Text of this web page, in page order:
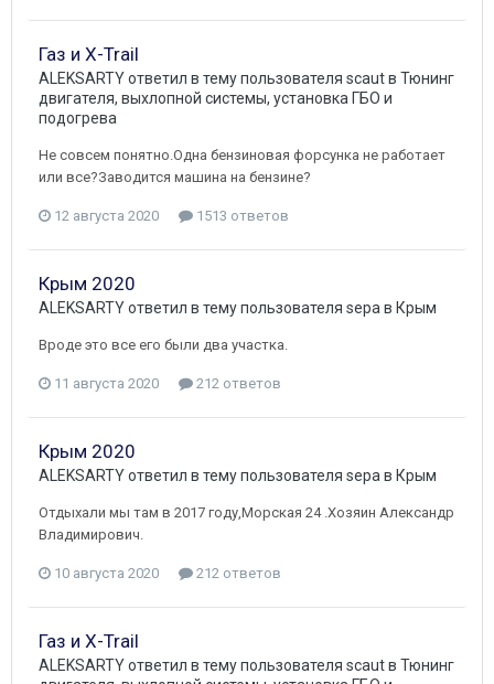
Газ и X-Trail
ALEKSARTYответил в тему пользователя scautв Тюнинг
двигателя, выхлопной системы, установка ГБО и
подогрева
Не совсем понятно.Одна бензиновая форсунка не работает
или все?Заводится машина на бензине?
12 августа 2020 1513 ответов
Крым 2020
ALEKSARTYответил в тему пользователя sepa в Крым
Вроде это все его были два участка.
11 августа 2020 212 ответов
Крым 2020
ALEKSARTYответил в тему пользователя sepa в Крым
Отдыхали мы там в 2017 году,Морская 24 .Хозяин Александр
Владимирович.
10 августа 2020 212 ответов
Газ и X-Trail
ALEKSARTYответил в тему пользователя scautв Тюнинг